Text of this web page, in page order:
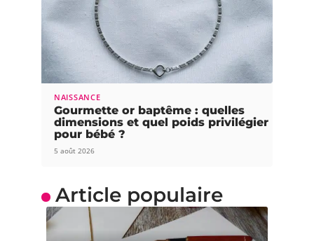
NAISSANCE
Gourmette or baptême : quelles
dimensions et quel poids privilégier
pour bébé ?
5 août 2026
Article populaire